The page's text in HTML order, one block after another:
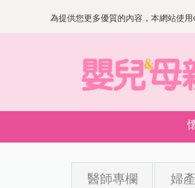
為提供您更多優質的內容，本網站使
醫師專欄 婦